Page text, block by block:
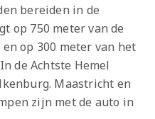
bereiden in de
op 750 meter van de
op 300 meter van het
de Achtste Hemel
Maastricht en
zijn met de auto in